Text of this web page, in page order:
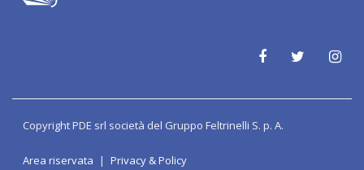
Copyright PDE srl società del Gruppo Feltrinelli S. p. A.
Area riservata Privacy & Policy